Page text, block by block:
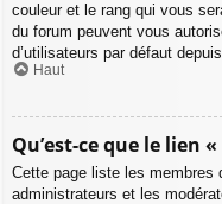
couleur et le rang qui vous
du forum peuvent vous
d’utilisateurs par défaut
Haut
Qu’est-ce que le lien «
Cette page liste les membres
administrateurs et les